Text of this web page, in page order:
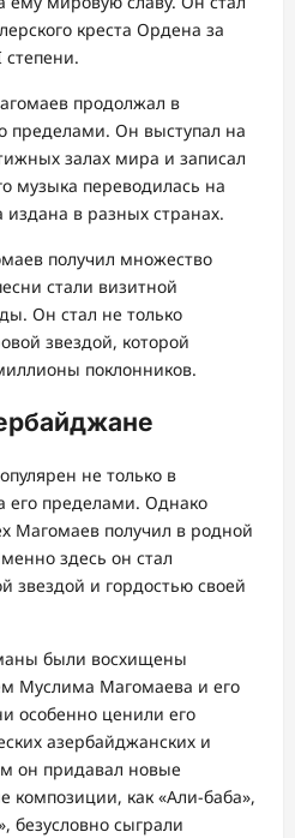
креста Ордена за
продолжал в
пределами. Он выступал на
залах мира и записал
музыка переводилась на
в разных странах.
получил множество
стали визитной
Он стал не только
звездой, которой
поклонников.
не только в
его пределами. Однако
Магомаев получил в родной
здесь он стал
звездой и гордостью своей
были восхищены
Муслима Магомаева и его
особенно ценили его
азербайджанских и
он придавал новые
композиции, как «Али-баба»,
безусловно сыграли